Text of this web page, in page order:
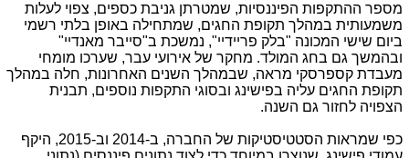
מספר ההתקפות הפיננסיות, שמטרתן גניבת כספים, צפוי לעלות
משמעותית במהלך תקופת החגים, שמתחילה באופן בלתי רשמי
ביום שישי המכונה "בלק פריידיי", נמשכת ב"סייבר מאנדיי"
ובהמשך גם בחג המולד. מחקר של אירועי עבר, שערכו מומחי
מעבדת קספרסקי מראה, שבמהלך השנים האחרונות, חלה במהלך
תקופת החגים עליה בפישינג ובסוגי התקפות נוספים, תבנית
הצפויה לחזור גם השנה.
כפי שמראות הסטטיסטיקות של החברה, ב-2014 וב-2015, היקף